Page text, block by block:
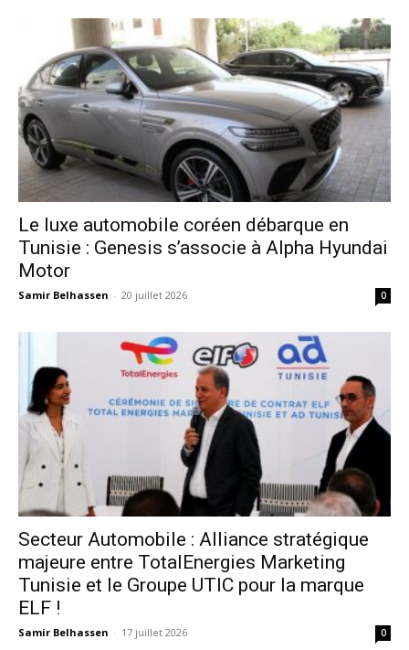
Le luxe automobile coréen débarque en
Tunisie : Genesis s’associe à Alpha Hyundai
Motor
Samir Belhassen - 20 juillet 2026 0
Secteur Automobile : Alliance stratégique
majeure entre TotalEnergies Marketing
Tunisie et le Groupe UTIC pour la marque
ELF !
Samir Belhassen - 17 juillet 2026 0